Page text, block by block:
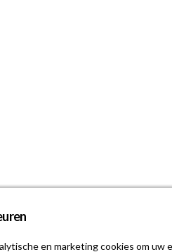
en marketing cookies om uw